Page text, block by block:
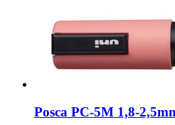
Posca PC-5M 1,8-